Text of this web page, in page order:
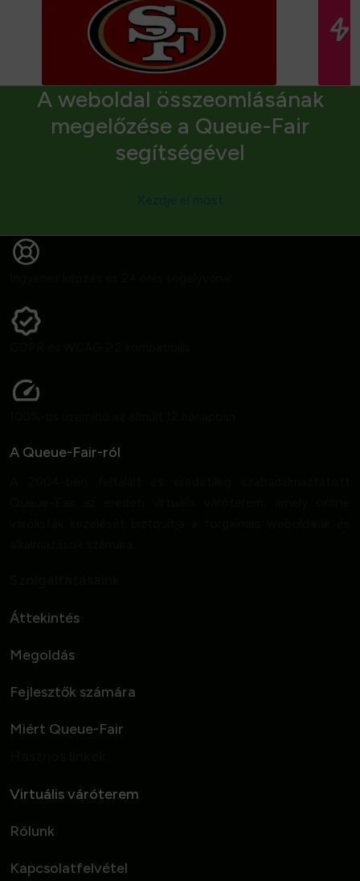
A weboldal összeomlásának
megelőzése a Queue-Fair
segítségével
A Queue-Fair-ról
Áttekintés
Megoldás
Fejlesztők számára
Miért Queue-Fair
Virtuális váróterem
Rólunk
Kapcsolatfelvétel